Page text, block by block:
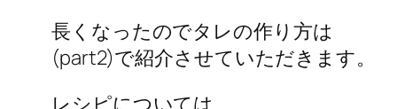
長くなったのでタレの作り方は
(part2)で紹介させていただきます。